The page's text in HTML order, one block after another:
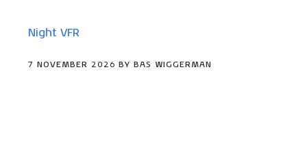
Night VFR
7 NOVEMBER 2026 BY BAS WIGGERMAN